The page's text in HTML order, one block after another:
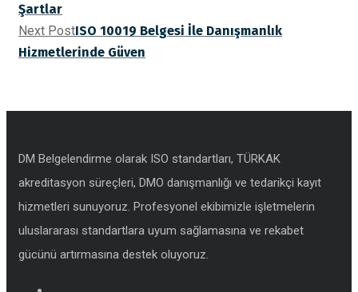
Şartlar
Next PostISO 10019 Belgesi İle Danışmanlık
Hizmetlerinde Güven
DM Belgelendirme olarak ISO standartları, TÜRKAK
akreditasyon süreçleri, DMO danışmanlığı ve tedarikçi kayıt
hizmetleri sunuyoruz. Profesyonel ekibimizle işletmelerin
uluslararası standartlara uyum sağlamasına ve rekabet
gücünü artırmasına destek oluyoruz.